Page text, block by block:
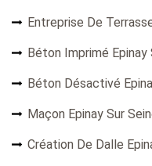
Entreprise De
Béton Imprimé Epinay
Béton Désactivé
Maçon Epinay Sur
Création De Dalle